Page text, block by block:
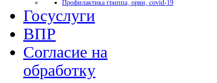
Профилактика гриппа, орви, covid-19
Госуслуги
ВПР
Согласие на
обработку